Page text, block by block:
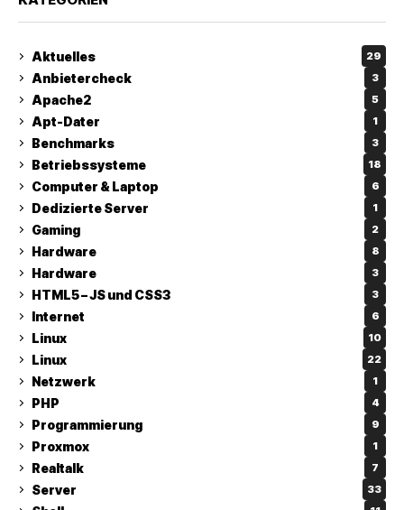
Aktuelles 29
Anbietercheck 3
Apache2 5
Apt-Dater 1
Benchmarks 3
Betriebssysteme 18
Computer & Laptop 6
Dedizierte Server 1
Gaming 2
Hardware 8
Hardware 3
HTML5 – JS und CSS3 3
Internet 6
Linux 10
Linux 22
Netzwerk 1
PHP 4
Programmierung 9
Proxmox 1
Realtalk 7
Server 33